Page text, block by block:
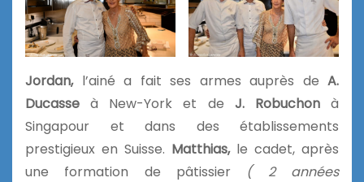
Jordan, l’ainé a fait ses armes auprès de A.
Ducasse à New-York et de J. Robuchonà
Singapour et dans des établissements
prestigieux en Suisse. Matthias, le cadet, après
une formation de pâtissier ( 2 années